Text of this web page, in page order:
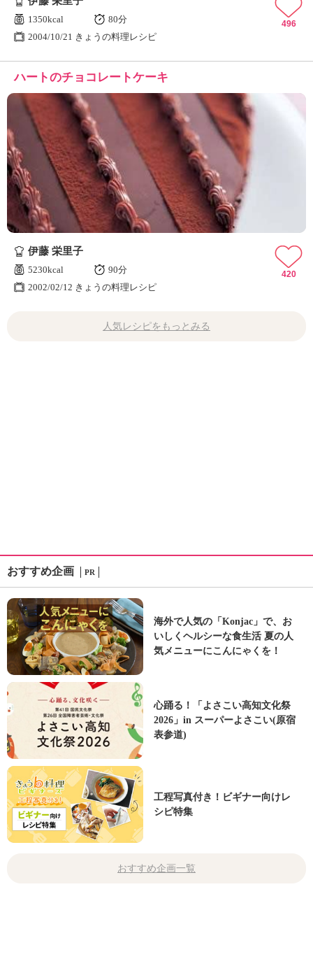
1350kcal
80分
2004/10/21 きょうの料理レシピ
496
ハートのチョコレートケーキ
伊藤 栄里子
5230kcal
90分
2002/02/12 きょうの料理レシピ
420
人気レシピをもっとみる
おすすめ企画 PR
海外で人気の「Konjac」で、お
いしくヘルシーな食生活 夏の人
気メニューにこんにゃくを！
心踊る！「よさこい高知文化祭
2026」in スーパーよさこい(原宿
表参道)
工程写真付き！ビギナー向けレ
シピ特集
おすすめ企画一覧